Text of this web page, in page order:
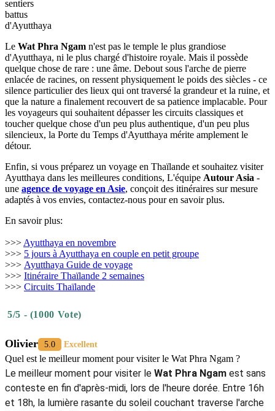
sentiers
battus
d'Ayutthaya
Le Wat Phra Ngam n'est pas le temple le plus grandiose
d'Ayutthaya, ni le plus chargé d'histoire royale. Mais il possède
quelque chose de rare : une âme. Debout sous l'arche de pierre
enlacée de racines, on ressent physiquement le poids des siècles - ce
silence particulier des lieux qui ont traversé la grandeur et la ruine, et
que la nature a finalement recouvert de sa patience implacable. Pour
les voyageurs qui souhaitent dépasser les circuits classiques et
toucher quelque chose d'un peu plus authentique, d'un peu plus
silencieux, la Porte du Temps d'Ayutthaya mérite amplement le
détour.
Enfin, si vous préparez un voyage en Thaïlande et souhaitez visiter
Ayutthaya dans les meilleures conditions, L'équipe Autour Asia -
une agence de voyage en Asie, conçoit des itinéraires sur mesure
adaptés à vos envies, contactez-nous pour en savoir plus.
En savoir plus:
>>>Ayutthaya en novembre
>>> 5 jours à Ayutthaya en couple en petit groupe
>>> Ayutthaya Guide de voyage
>>> Itinéraire Thaïlande 2 semaines
>>> Circuits Thaïlande
5/5 - (1000 Vote)
Olivier 5.0 Excellent
Quel est le meilleur moment pour visiter le Wat Phra Ngam ?
Le meilleur moment pour visiter le Wat Phra Ngam est sans
conteste en fin d'après-midi, lors de l'heure dorée. Entre 16h
et 18h, la lumière rasante du soleil couchant traverse l'arche